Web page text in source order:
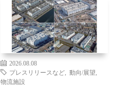
2026.08.08
プレスリリースなど
動向/展望
物流施設